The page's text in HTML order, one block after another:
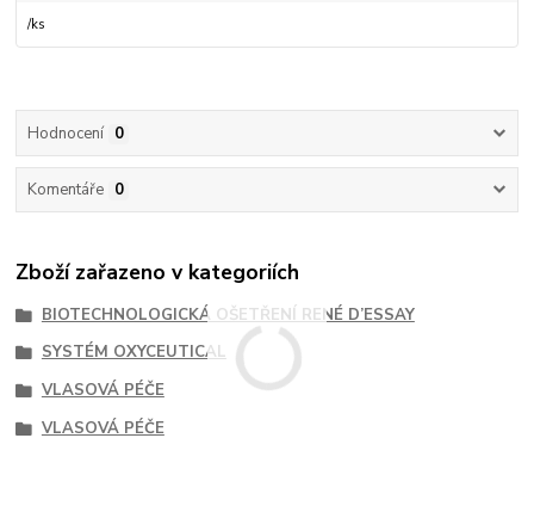
/ks
Hodnocení 0
Komentáře 0
Zboží zařazeno v kategoriích
BIOTECHNOLOGICKÁ OŠETŘENÍ RENÉ D’ESSAY
SYSTÉM OXYCEUTICAL
VLASOVÁ PÉČE
VLASOVÁ PÉČE